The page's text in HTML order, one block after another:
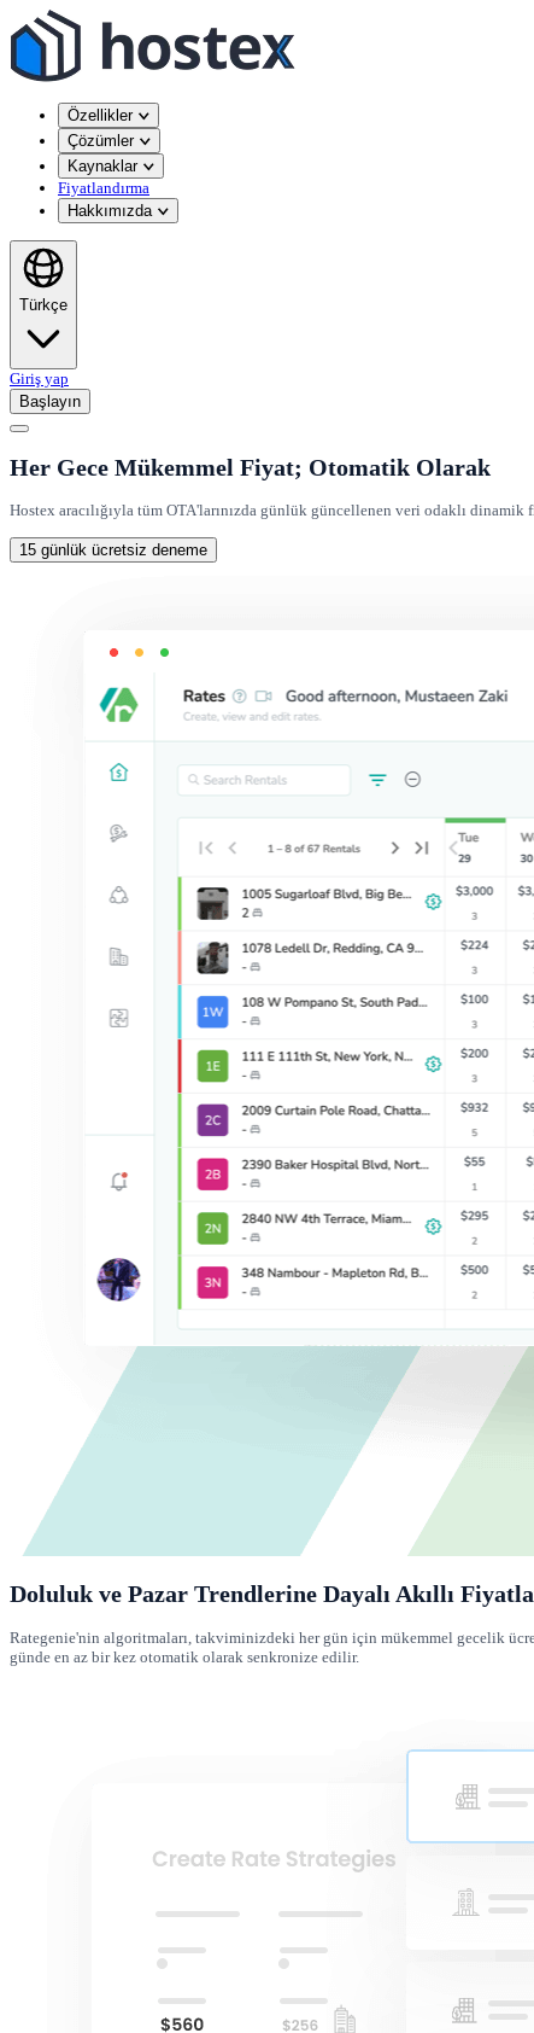
Özellikler
Çözümler
Kaynaklar
Fiyatlandırma
Hakkımızda
Türkçe
Giriş yap
Başlayın
Her Gece Mükemmel Fiyat; Otomatik Olarak
Hostex aracılığıyla tüm OTA'larınızda günlük güncellenen veri odaklı
15 günlük ücretsiz deneme
Doluluk ve Pazar Trendlerine Dayalı Akıllı
Rategenie'nin algoritmaları, takviminizdeki her gün için mükemmel gecelik
günde en az bir kez otomatik olarak senkronize edilir.